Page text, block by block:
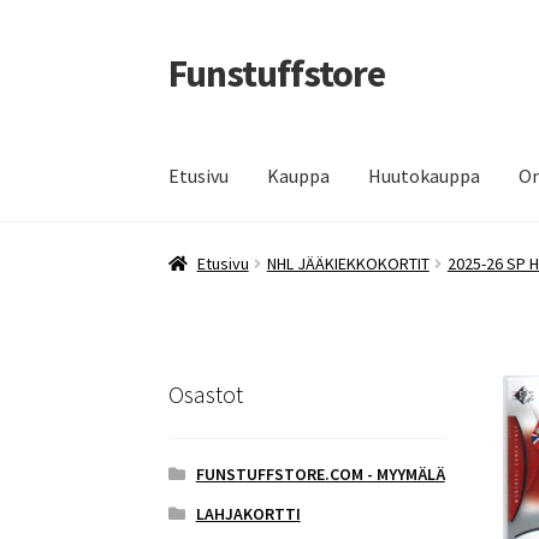
Siirry
navigointiin
Siirry
sisältöön
Funstuffstore
Etusivu Kauppa Huutokauppa
Etusivu NHL JÄÄKIEKKOKORTIT 2025-26 SP
Osastot
FUNSTUFFSTORE.COM - MYYMÄLÄ
LAHJAKORTTI